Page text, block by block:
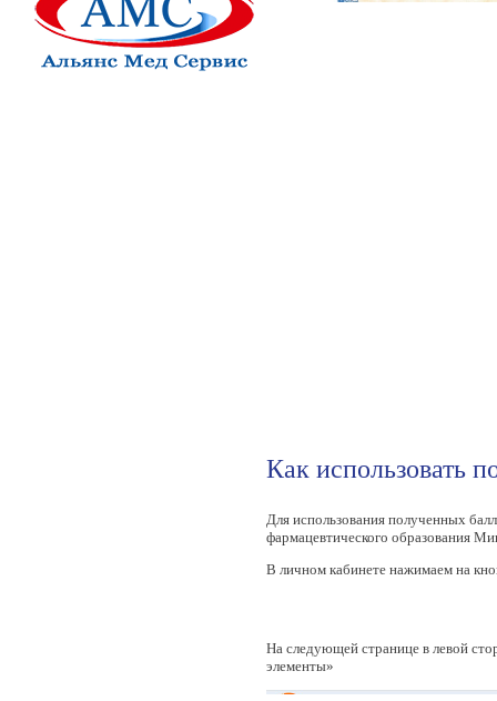
Как использовать
Для использования полученных
фармацевтического образования
В личном кабинете нажимаем на
На следующей странице в левой
элементы»